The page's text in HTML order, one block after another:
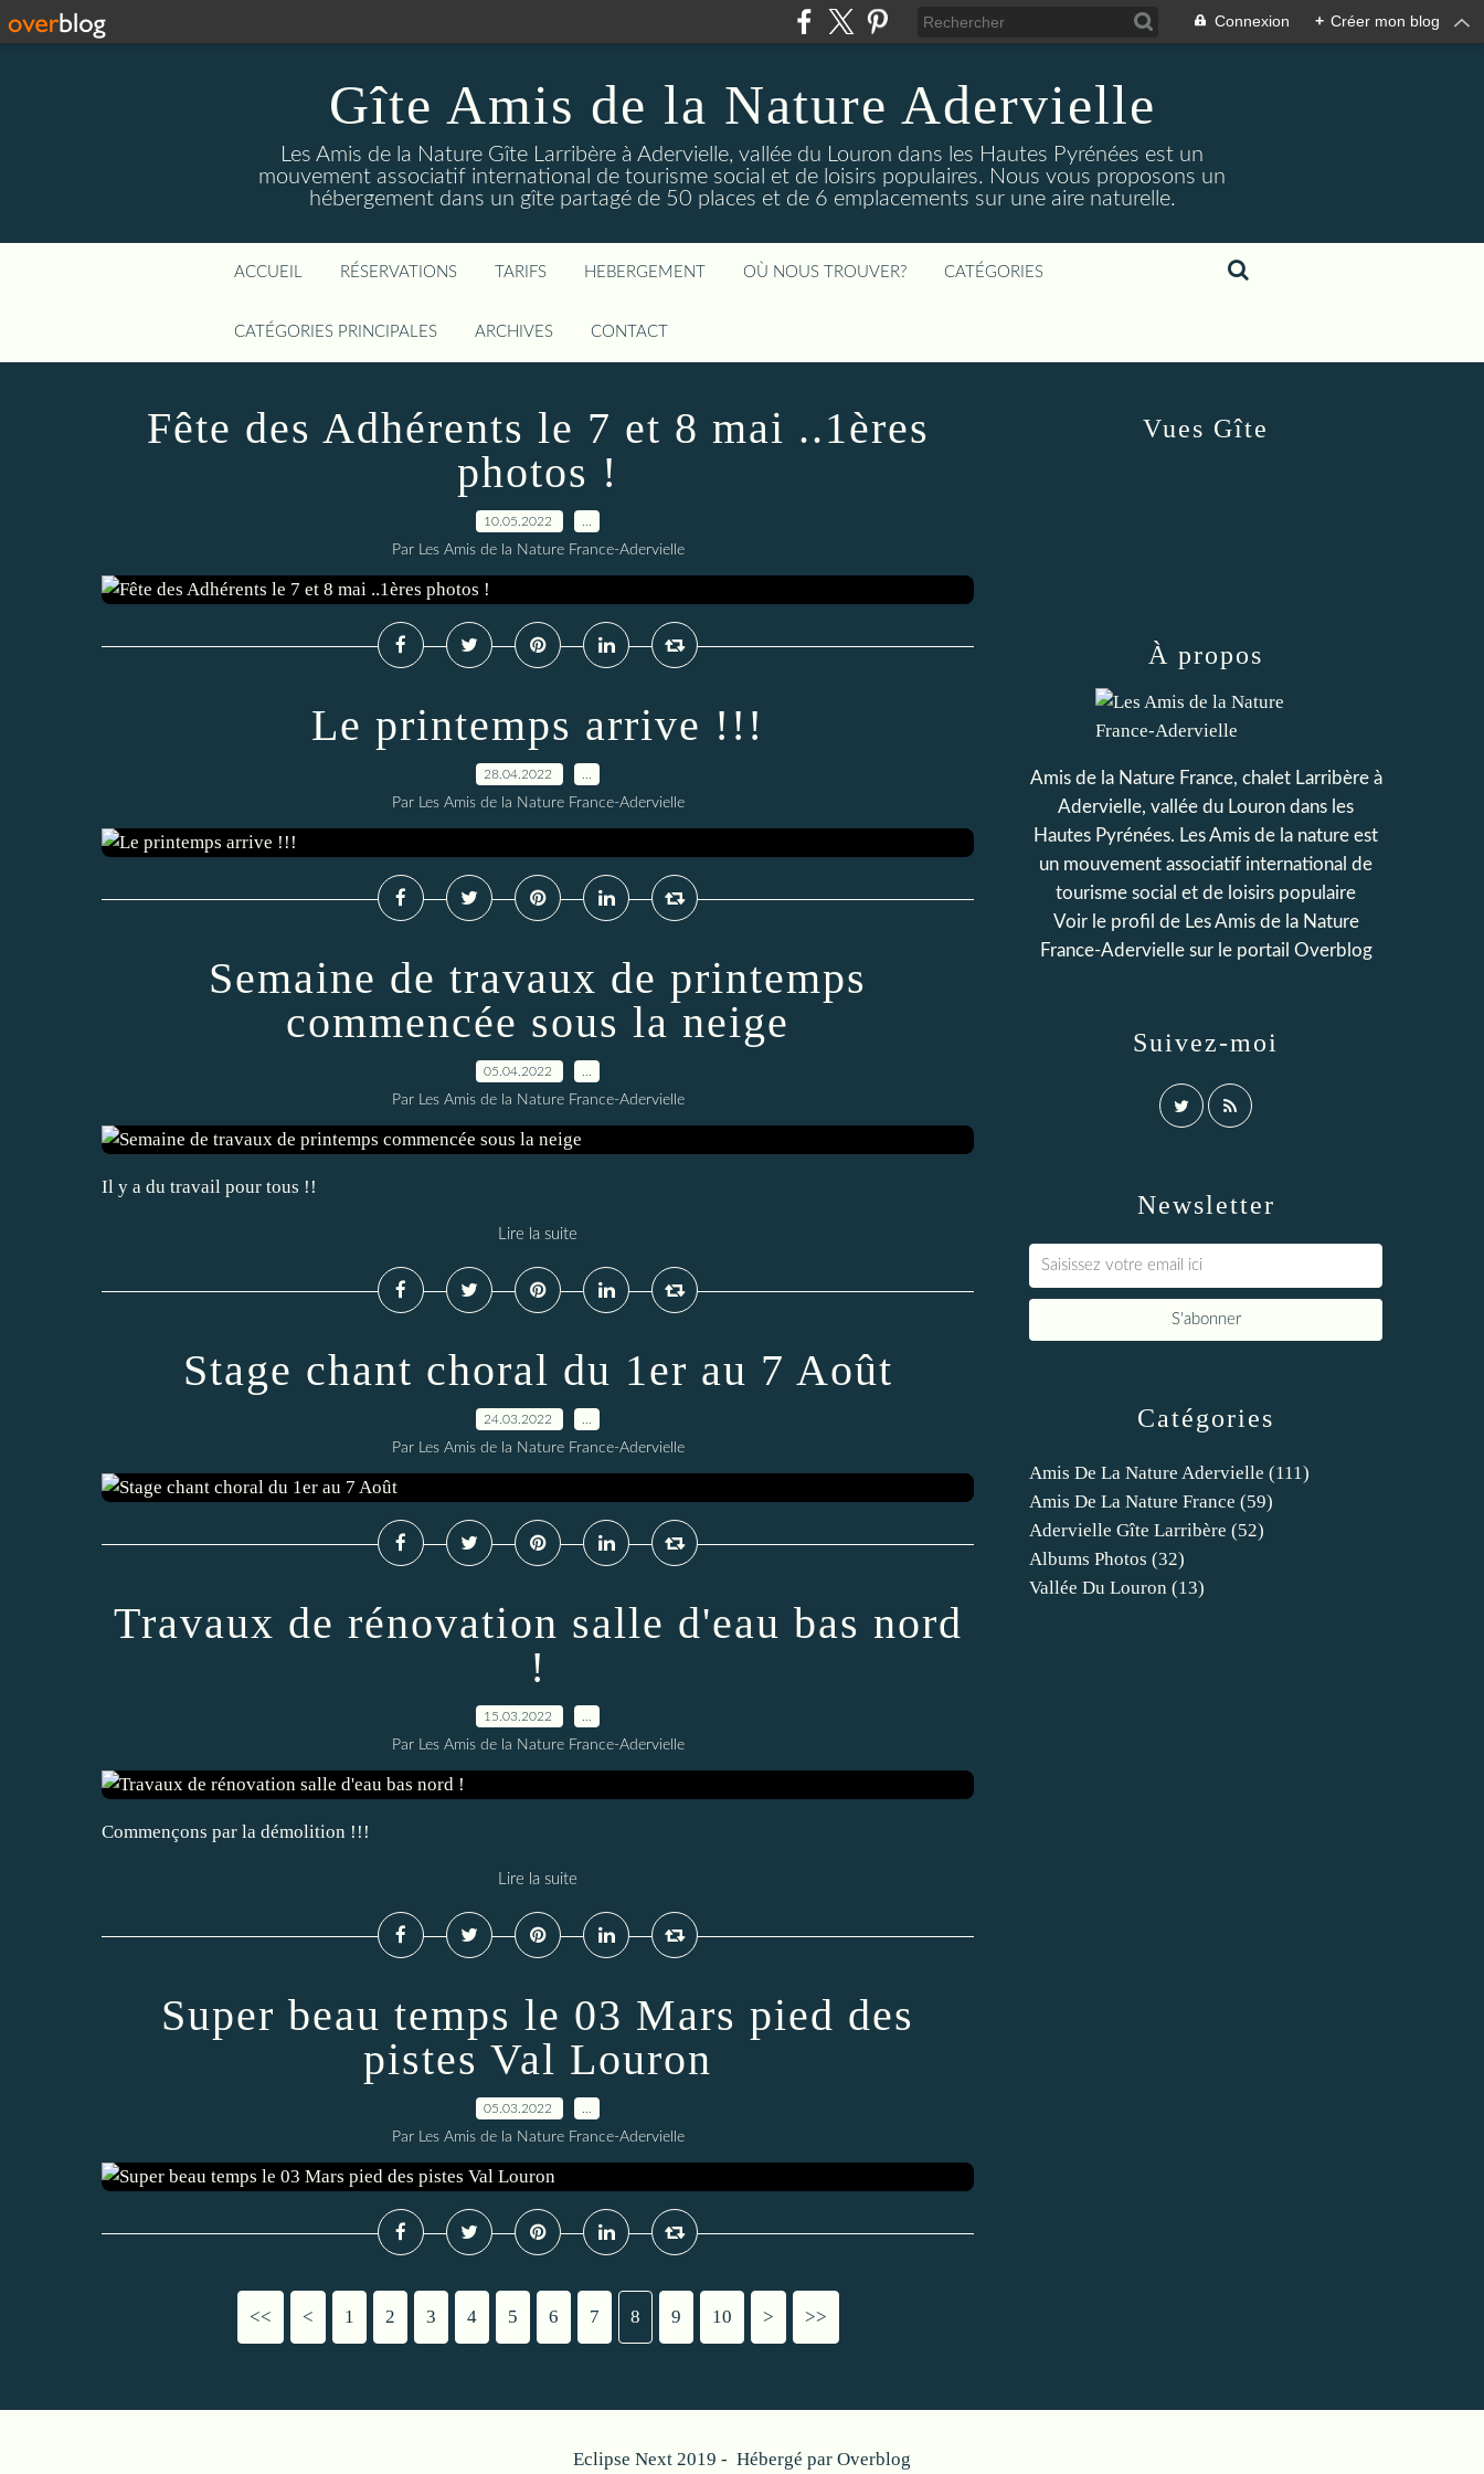
Connexion + Créer mon blog
Gîte Amis de la Nature Adervielle
Les Amis de la Nature Gîte Larribère à Adervielle, vallée du Louron dans les Hautes Pyrénées est un
mouvement associatif international de tourisme social et de loisirs populaires. Nous vous proposons un
hébergement dans un gîte partagé de 50 places et de 6 emplacements sur une aire naturelle.
ACCUEIL RÉSERVATIONS TARIFS HEBERGEMENT OÙ NOUS TROUVER? CATÉGORIES
CATÉGORIES PRINCIPALES ARCHIVES CONTACT
Fête des Adhérents le 7 et 8 mai ..1ères
photos !
10.05.2022
Par Les Amis de la Nature France-Adervielle
Le printemps arrive !!!
28.04.2022
Par Les Amis de la Nature France-Adervielle
Semaine de travaux de printemps
commencée sous la neige
05.04.2022
Par Les Amis de la Nature France-Adervielle
Il y a du travail pour tous !!
Lire la suite
Stage chant choral du 1er au 7 Août
24.03.2022
Par Les Amis de la Nature France-Adervielle
Travaux de rénovation salle d'eau bas nord
!
15.03.2022
Par Les Amis de la Nature France-Adervielle
Commençons par la démolition !!!
Lire la suite
Super beau temps le 03 Mars pied des
pistes Val Louron
05.03.2022
Par Les Amis de la Nature France-Adervielle
<< < 1 2 3 4 5 6 7 8 9 10 20
30
40
50
60
> >>
Newsletter
Catégories
Amis De La Nature Adervielle (111)
Amis De La Nature France (59)
Adervielle Gîte Larribère (52)
Albums Photos (32)
Vallée Du Louron (13)
Suivez-moi
À propos
Amis de la Nature France, chalet Larribère à
Adervielle, vallée du Louron dans les
Hautes Pyrénées. Les Amis de la nature est
un mouvement associatif international de
tourisme social et de loisirs populaire
Voir le profil de Les Amis de la Nature
France-Aderviellesur le portail Overblog
Vues Gîte
Eclipse Next 2019 - Hébergé par Overblog